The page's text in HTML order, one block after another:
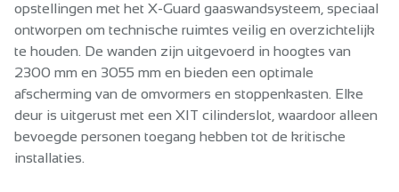
opstellingen met het X-Guard gaaswandsysteem, speciaal
ontworpen om technische ruimtes veilig en overzichtelijk
te houden. De wanden zijn uitgevoerd in hoogtes van
2300 mm en 3055 mm en bieden een optimale
afscherming van de omvormers en stoppenkasten. Elke
deur is uitgerust met een XIT cilinderslot, waardoor alleen
bevoegde personen toegang hebben tot de kritische
installaties.